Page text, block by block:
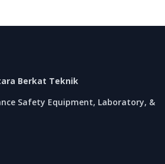
Berkat Teknik
Safety Equipment, Laboratory, &